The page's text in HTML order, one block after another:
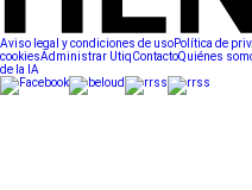
Aviso legal y condiciones de usoPolítica de
cookiesAdministrar UtiqContactoQuiénes
de la IA